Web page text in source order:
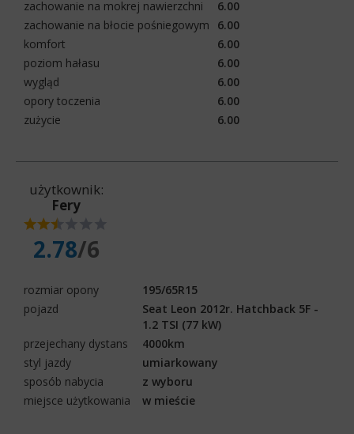
zachowanie na mokrej nawierzchni
6.00
zachowanie na błocie pośniegowym
6.00
komfort
6.00
poziom hałasu
6.00
wygląd
6.00
opory toczenia
6.00
zużycie
6.00
użytkownik:
Fery
2.78/6
rozmiar opony
195/65R15
pojazd
Seat Leon 2012r. Hatchback 5F -
1.2 TSI (77 kW)
przejechany dystans
4000km
styl jazdy
umiarkowany
sposób nabycia
z wyboru
miejsce użytkowania
w mieście